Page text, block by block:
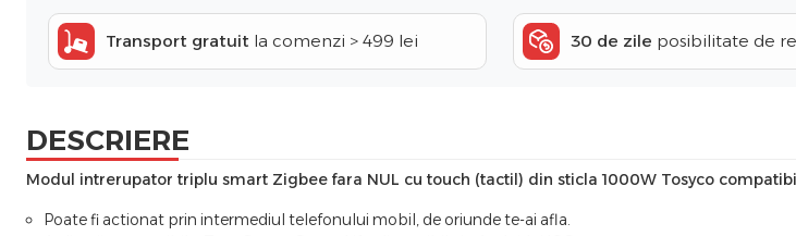
Transport gratuit la comenzi > 499 lei 30 de zile posibilitate de
DESCRIERE
Modul intrerupator triplu smart Zigbee fara NUL cu touch (tactil) din sticla 1000W Tosyco
Poate fi actionat prin intermediul telefonului mobil, de oriunde te-ai afla.